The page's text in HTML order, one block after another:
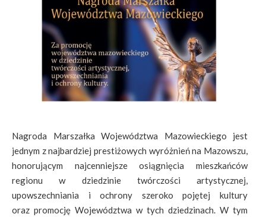
Nagroda Marszałka Województwa Mazowieckiego jest
jednym z najbardziej prestiżowych wyróżnień na Mazowszu,
honorującym najcenniejsze osiągnięcia mieszkańców
regionu w dziedzinie twórczości artystycznej,
upowszechniania i ochrony szeroko pojętej kultury
oraz promocję Województwa w tych dziedzinach. W tym